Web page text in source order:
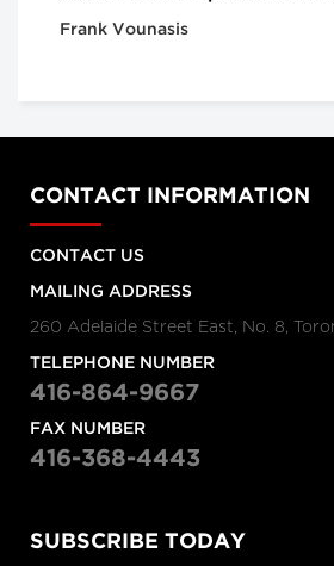
Frank Vounasis
CONTACT INFORMATION
CONTACT US
MAILING ADDRESS
260 Adelaide Street East, No. 8,
TELEPHONE NUMBER
416-864-9667
FAX NUMBER
416-368-4443
SUBSCRIBE TODAY